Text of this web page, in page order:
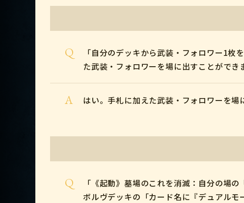
Q
「自分のデッキから武装・フォロワー1
た武装・フォロワーを場に出すことができ
A はい。手札に加えた武装・フォロワーを場
Q
「《起動》墓場のこれを消滅：自分の場
ボルヴデッキの「カード名に『デュアル